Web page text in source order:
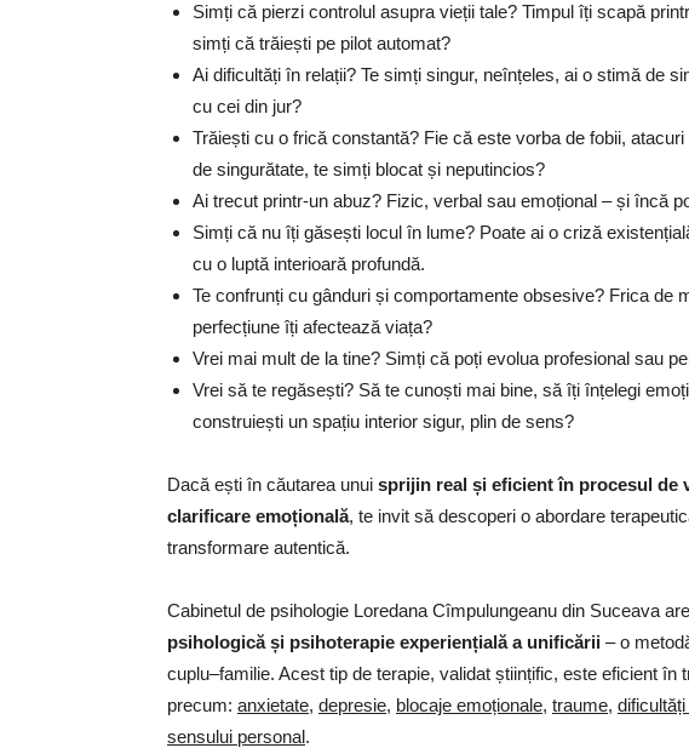
Simți că pierzi controlul asupra vieții tale? Timpul îți scapă
simți că trăiești pe pilot automat?
Ai dificultăți în relații? Te simți singur, neînțeles, ai o stimă de
cu cei din jur?
Trăiești cu o frică constantă? Fie că este vorba de fobii,
de singurătate, te simți blocat și neputincios?
Ai trecut printr-un abuz? Fizic, verbal sau emoțional – și încă
Simți că nu îți găsești locul în lume? Poate ai o criză
cu o luptă interioară profundă.
Te confrunți cu gânduri și comportamente obsesive? Frica de
perfecțiune îți afectează viața?
Vrei mai mult de la tine? Simți că poți evolua profesional sau
Vrei să te regăsești? Să te cunoști mai bine, să îți înțelegi
construiești un spațiu interior sigur, plin de sens?
Dacă ești în căutarea unui sprijin real și eficient în procesul de
clarificare emoțională, te invit să descoperi o abordare
transformare autentică.
Cabinetul de psihologie Loredana Cîmpulungeanu din Suceava
psihologicăși psihoterapie experiențială a unificării – o
cuplu–familie. Acest tip de terapie, validat științific, este eficient în
precum: anxietate, depresie, blocaje emoționale, traume,
sensului personal.